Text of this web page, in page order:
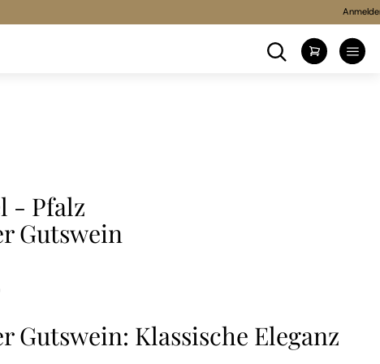
Mein
Suche
- Pfalz
Gutswein
Gutswein: Klassische Eleganz